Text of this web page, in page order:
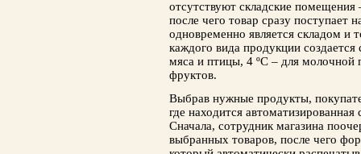
отсутствуют складские помещения
после чего товар сразу поступает
одновременно является складом и
каждого вида продукции
мяса и птицы, 4 ºС – для молочной
фруктов.
Выбрав нужные продукты,
где находится
Сначала, сотрудник магазина
выбранных товаров, после чего